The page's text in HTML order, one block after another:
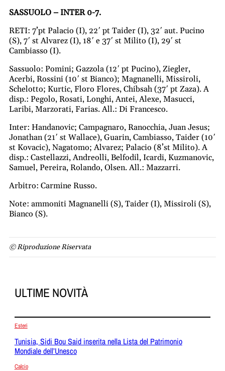
SASSUOLO – INTER 0-7.
RETI: 7’pt Palacio (I), 22′ pt Taider (I), 32′ aut. Pucino
(S), 7′ st Alvarez (I), 18′ e 37′ st Milito (I), 29′ st
Cambiasso (I).
Sassuolo: Pomini; Gazzola (12′ pt Pucino), Ziegler,
Acerbi, Rossini (10′ st Bianco); Magnanelli, Missiroli,
Schelotto; Kurtic, Floro Flores, Chibsah (37′ pt Zaza). A
disp.: Pegolo, Rosati, Longhi, Antei, Alexe, Masucci,
Laribi, Marzorati, Farias. All.: Di Francesco.
Inter: Handanovic; Campagnaro, Ranocchia, Juan Jesus;
Jonathan (21′ st Wallace), Guarin, Cambiasso, Taider (10′
st Kovacic), Nagatomo; Alvarez; Palacio (8’st Milito). A
disp.: Castellazzi, Andreolli, Belfodil, Icardi, Kuzmanovic,
Samuel, Pereira, Rolando, Olsen. All.: Mazzarri.
Arbitro: Carmine Russo.
Note: ammoniti Magnanelli (S), Taider (I), Missiroli (S),
Bianco (S).
© Riproduzione Riservata
ULTIME NOVITÀ
Esteri
Tunisia, Sidi Bou Said inserita nella Lista del Patrimonio
Mondiale dell’Unesco
Calcio